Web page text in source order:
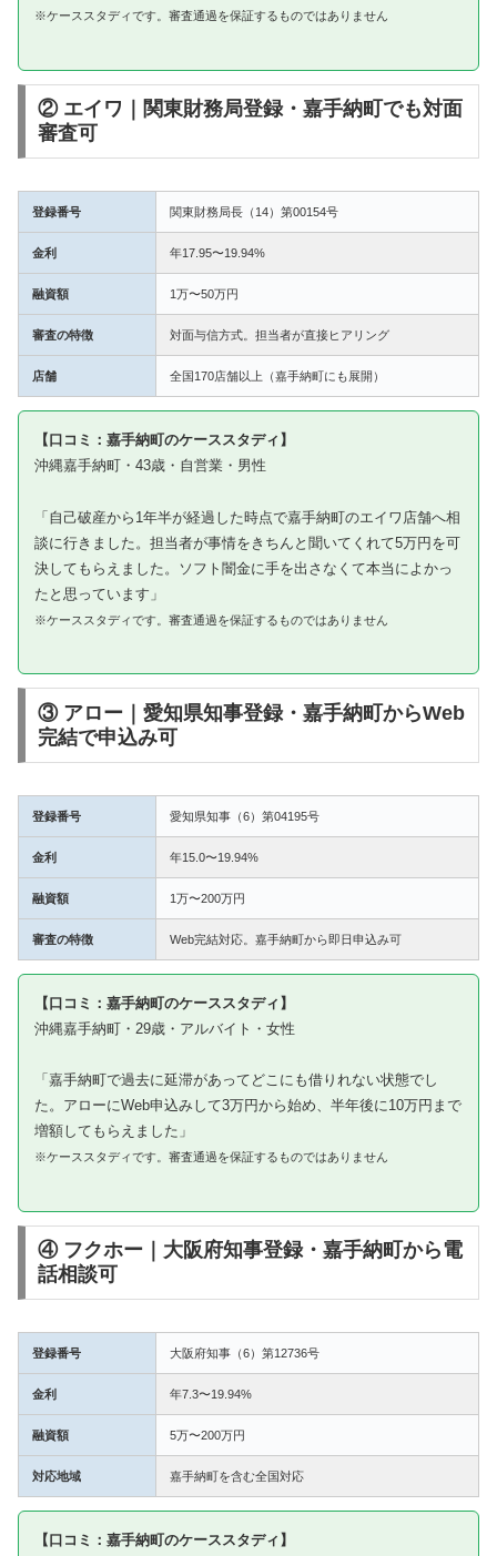
※ケーススタディです。審査通過を保証するものではありません
② エイワ｜関東財務局登録・嘉手納町でも対面
審査可
登録番号 関東財務局長（14）第00154号
金利 年17.95〜19.94%
融資額 1万〜50万円
審査の特徴 対面与信方式。担当者が直接ヒアリング
店舗 全国170店舗以上（嘉手納町にも展開）
【口コミ：嘉手納町のケーススタディ】
沖縄嘉手納町・43歳・自営業・男性
「自己破産から1年半が経過した時点で嘉手納町のエイワ店舗へ相
談に行きました。担当者が事情をきちんと聞いてくれて5万円を可
決してもらえました。ソフト闇金に手を出さなくて本当によかっ
たと思っています」
※ケーススタディです。審査通過を保証するものではありません
③ アロー｜愛知県知事登録・嘉手納町からWeb
完結で申込み可
登録番号 愛知県知事（6）第04195号
金利 年15.0〜19.94%
融資額 1万〜200万円
審査の特徴 Web完結対応。嘉手納町から即日申込み可
【口コミ：嘉手納町のケーススタディ】
沖縄嘉手納町・29歳・アルバイト・女性
「嘉手納町で過去に延滞があってどこにも借りれない状態でし
た。アローにWeb申込みして3万円から始め、半年後に10万円まで
増額してもらえました」
※ケーススタディです。審査通過を保証するものではありません
④ フクホー｜大阪府知事登録・嘉手納町から電
話相談可
登録番号 大阪府知事（6）第12736号
金利 年7.3〜19.94%
融資額 5万〜200万円
対応地域 嘉手納町を含む全国対応
【口コミ：嘉手納町のケーススタディ】